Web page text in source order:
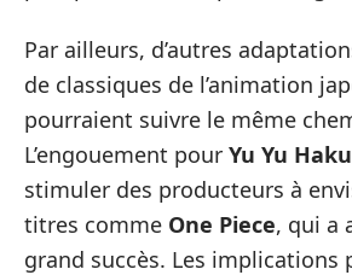
Par ailleurs, d’autres
de classiques de l’animation
pourraient suivre le même
L’engouement pour Yu Yu
stimuler des producteurs à
titres comme One Piece, qui a
grand succès. Les implications